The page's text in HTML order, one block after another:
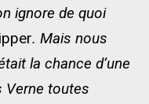
ignore de quoi
. Mais nous
la chance d’une
Verne toutes